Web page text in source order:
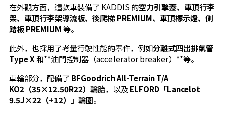
在外觀方面，這款車裝備了 KADDIS 的空力引擎蓋、車頂行李
架、車頂行李架導流板、後爬梯 PREMIUM、車頂標示燈、側
踏板 PREMIUM等。
此外，也採用了考量行駛性能的零件，例如分離式四出排氣管
Type X和**油門控制器（accelerator breaker）**等。
車輪部分，配備了 BFGoodrich All-Terrain T/A
KO2（35×12.50R22）輪胎，以及 ELFORD「Lancelot
9.5J×22（+12）」輪圈。